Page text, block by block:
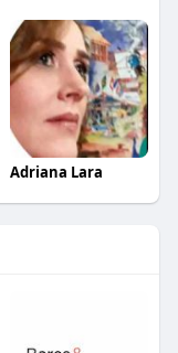
Adriana Lara